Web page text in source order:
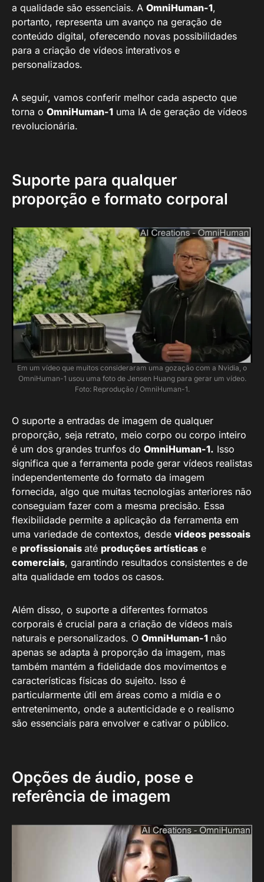
a qualidade são essenciais. A OmniHuman-1,
portanto, representa um avanço na geração de
conteúdo digital, oferecendo novas possibilidades
para a criação de vídeos interativos e
personalizados.
A seguir, vamos conferir melhor cada aspecto que
torna o OmniHuman-1 uma IA de geração de vídeos
revolucionária.
Suporte para qualquer
proporção e formato corporal
Em um vídeo que muitos consideraram uma gozação com a Nvidia, o
OmniHuman-1 usou uma foto de Jensen Huang para gerar um vídeo.
Foto: Reprodução / OmniHuman-1.
O suporte a entradas de imagem de qualquer
proporção, seja retrato, meio corpo ou corpo inteiro
é um dos grandes trunfos do OmniHuman-1. Isso
significa que a ferramenta pode gerar vídeos realistas
independentemente do formato da imagem
fornecida, algo que muitas tecnologias anteriores não
conseguiam fazer com a mesma precisão. Essa
flexibilidade permite a aplicação da ferramenta em
uma variedade de contextos, desde vídeos pessoais
e profissionais até produções artísticas e
comerciais, garantindo resultados consistentes e de
alta qualidade em todos os casos.
Além disso, o suporte a diferentes formatos
corporais é crucial para a criação de vídeos mais
naturais e personalizados. O OmniHuman-1 não
apenas se adapta à proporção da imagem, mas
também mantém a fidelidade dos movimentos e
características físicas do sujeito. Isso é
particularmente útil em áreas como a mídia e o
entretenimento, onde a autenticidade e o realismo
são essenciais para envolver e cativar o público.
Opções de áudio, pose e
referência de imagem